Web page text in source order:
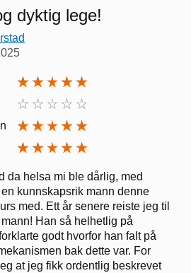
dyktig lege!
da helsa mi ble dårlig, med
kunnskapsrik mann denne
med. Ett år senere reiste jeg til
Han så helhetlig på
godt hvorfor han falt på
bak dette var. For
at jeg fikk ordentlig beskrevet